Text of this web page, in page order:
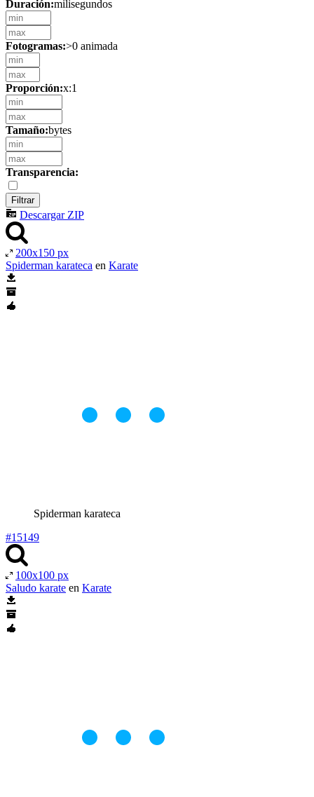
Duración:milisegundos
Fotogramas:>0 animada
Proporción:x:1
Tamaño:bytes
Transparencia:
Descargar ZIP
200x150 px
Spiderman karateca en Karate
Spiderman karateca
#15149
100x100 px
Saludo karate en Karate